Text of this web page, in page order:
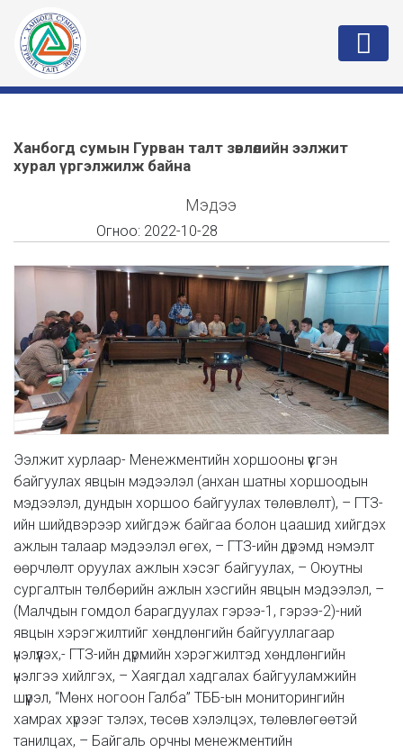
Ханбогд сумын Гурван талт зөвлөлийн ээлжит
хурал үргэлжилж байна
Мэдээ
Огноо: 2022-10-28
Ээлжит хурлаар- Менежментийн хоршооны үүсгэн
байгуулах явцын мэдээлэл (анхан шатны хоршоодын
мэдээлэл, дундын хоршоо байгуулах төлөвлөлт), – ГТЗ-
ийн шийдвэрээр хийгдэж байгаа болон цаашид хийгдэх
ажлын талаар мэдээлэл өгөх, – ГТЗ-ийн дүрэмд нэмэлт
өөрчлөлт оруулах ажлын хэсэг байгуулах, – Оюутны
сургалтын төлбөрийн ажлын хэсгийн явцын мэдээлэл, –
(Малчдын гомдол барагдуулах гэрээ-1, гэрээ-2)-ний
явцын хэрэгжилтийг хөндлөнгийн байгууллагаар
үнэлүүлэх,- ГТЗ-ийн дүрмийн хэрэгжилтэд хөндлөнгийн
үнэлгээ хийлгэх, – Хаягдал хадгалах байгууламжийн
шүүрэл, “Мөнх ногоон Галба” ТББ-ын мониторингийн
хамрах хүрээг тэлэх, төсөв хэлэлцэх, төлөвлөгөөтэй
танилцах, – Байгаль орчны менежментийн